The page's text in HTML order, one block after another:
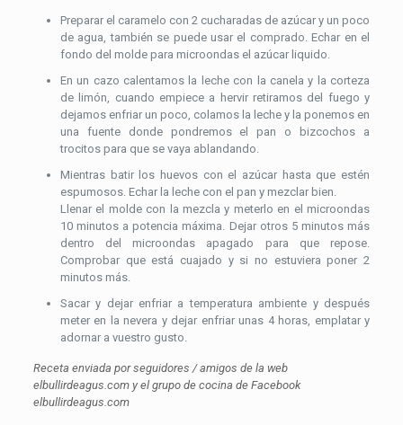
Preparar el caramelo con 2 cucharadas de azúcar y un poco
de agua, también se puede usar el comprado. Echar en el
fondo del molde para microondas el azúcar liquido.
En un cazo calentamos la leche con la canela y la corteza
de limón, cuando empiece a hervir retiramos del fuego y
dejamos enfriar un poco, colamos la leche y la ponemos en
una fuente donde pondremos el pan o bizcochos a
trocitos para que se vaya ablandando.
Mientras batir los huevos con el azúcar hasta que estén
espumosos. Echar la leche con el pan y mezclar bien.
Llenar el molde con la mezcla y meterlo en el microondas
10 minutos a potencia máxima. Dejar otros 5 minutos más
dentro del microondas apagado para que repose.
Comprobar que está cuajado y si no estuviera poner 2
minutos más.
Sacar y dejar enfriar a temperatura ambiente y después
meter en la nevera y dejar enfriar unas 4 horas, emplatar y
adornar a vuestro gusto.
Receta enviada por seguidores / amigos de la web
elbullirdeagus.com y el grupo de cocina de Facebook
elbullirdeagus.com